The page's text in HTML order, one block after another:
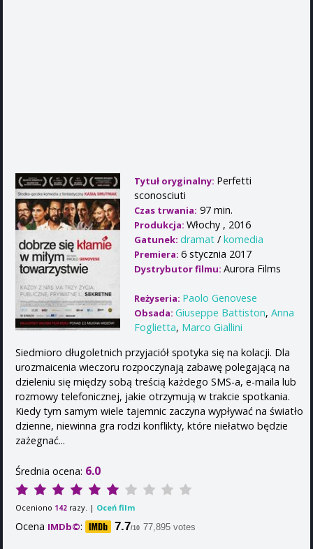
Tytuł oryginalny: Perfetti
sconosciuti
Czas trwania: 97 min.
Produkcja: Włochy , 2016
Gatunek: dramat / komedia
Premiera: 6 stycznia 2017
Dystrybutor filmu: Aurora Films
Reżyseria: Paolo Genovese
Obsada: Giuseppe Battiston, Anna
Foglietta, Marco Giallini
Siedmioro długoletnich przyjaciół spotyka się na kolacji. Dla
urozmaicenia wieczoru rozpoczynają zabawę polegającą na
dzieleniu się między sobą treścią każdego SMS-a, e-maila lub
rozmowy telefonicznej, jakie otrzymują w trakcie spotkania.
Kiedy tym samym wiele tajemnic zaczyna wypływać na światło
dzienne, niewinna gra rodzi konflikty, które niełatwo będzie
zażegnać...
Średnia ocena: 6.0
Oceniono 142 razy. | Oceń film
Ocena IMDb©: 7.7/10 77,895 votes